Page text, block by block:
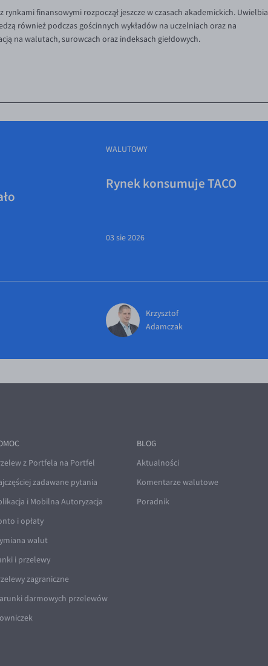
finansowymi rozpoczął jeszcze w czasach akademickich. Uwielbia
również podczas gościnnych wykładów na uczelniach oraz na
na walutach, surowcach oraz indeksach giełdowych.
WALUTOWY
Rynek konsumuje TACO
03 sie 2026
Krzysztof
Adamczak
z Portfela na Portfel
zadawane pytania
i Mobilna Autoryzacja
i opłaty
walut
i przelewy
zagraniczne
darmowych przelewów
BLOG
Aktualności
Komentarze walutowe
Poradnik